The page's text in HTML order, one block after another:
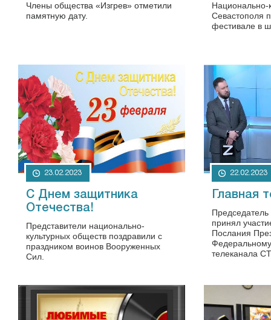
Члены общества «Изгрев» отметили
памятную дату.
Национально-
Севастополя
фестивале в
23.02.2023
С Днем защитника
Отечества!
Представители национально-
культурных обществ поздравили с
праздником воинов Вооруженных
Сил.
22.02.2023
Главная
принял
Послания
телеканала